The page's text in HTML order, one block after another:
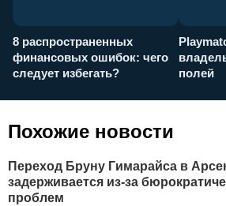
8 распространенных
финансовых ошибок: чего
следует избегать?
полей
Похожие новости
Переход Бруну Гимарайса в
задерживается из-за
проблем